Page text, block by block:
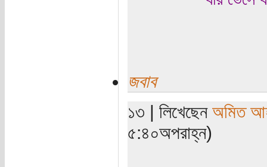
জবাব
১৩ | লিখেছেন অমিত
৫:৪০অপরাহ্ন)